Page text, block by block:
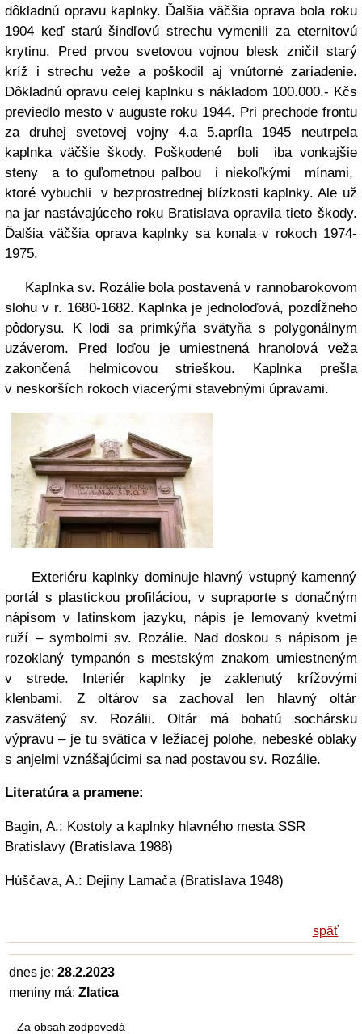
dôkladnú opravu kaplnky. Ďalšia väčšia oprava bola roku
1904 keď starú šindľovú strechu vymenili za eternitovú
krytinu. Pred prvou svetovou vojnou blesk zničil starý
kríž i strechu veže a poškodil aj vnútorné zariadenie.
Dôkladnú opravu celej kaplnku s nákladom 100.000.- Kčs
previedlo mesto v auguste roku 1944. Pri prechode frontu
za druhej svetovej vojny 4.a 5.apríla 1945 neutrpela
kaplnka väčšie škody. Poškodené boli iba vonkajšie
steny a to guľometnou paľbou i niekoľkými mínami,
ktoré vybuchli v bezprostrednej blízkosti kaplnky. Ale už
na jar nastávajúceho roku Bratislava opravila tieto škody.
Ďalšia väčšia oprava kaplnky sa konala v rokoch 1974-
1975.
Kaplnka sv. Rozálie bola postavená v rannobarokovom
slohu v r. 1680-1682. Kaplnka je jednoloďová, pozdĺžneho
pôdorysu. K lodi sa primkýňa svätyňa s polygonálnym
uzáverom. Pred loďou je umiestnená hranolová veža
zakončená helmicovou strieškou. Kaplnka prešla
v neskorších rokoch viacerými stavebnými úpravami.
Exteriéru kaplnky dominuje hlavný vstupný kamenný
portál s plastickou profiláciou, v supraporte s donačným
nápisom v latinskom jazyku, nápis je lemovaný kvetmi
ruží – symbolmi sv. Rozálie. Nad doskou s nápisom je
rozoklaný tympanón s mestským znakom umiestneným
v strede. Interiér kaplnky je zaklenutý krížovými
klenbami. Z oltárov sa zachoval len hlavný oltár
zasvätený sv. Rozálii. Oltár má bohatú sochársku
výpravu – je tu svätica v ležiacej polohe, nebeské oblaky
s anjelmi vznášajúcimi sa nad postavou sv. Rozálie.
Literatúra a pramene:
Bagin, A.: Kostoly a kaplnky hlavného mesta SSR
Bratislavy (Bratislava 1988)
Húščava, A.: Dejiny Lamača (Bratislava 1948)
späť
dnes je: 28.2.2023
meniny má: Zlatica
Za obsah zodpovedá